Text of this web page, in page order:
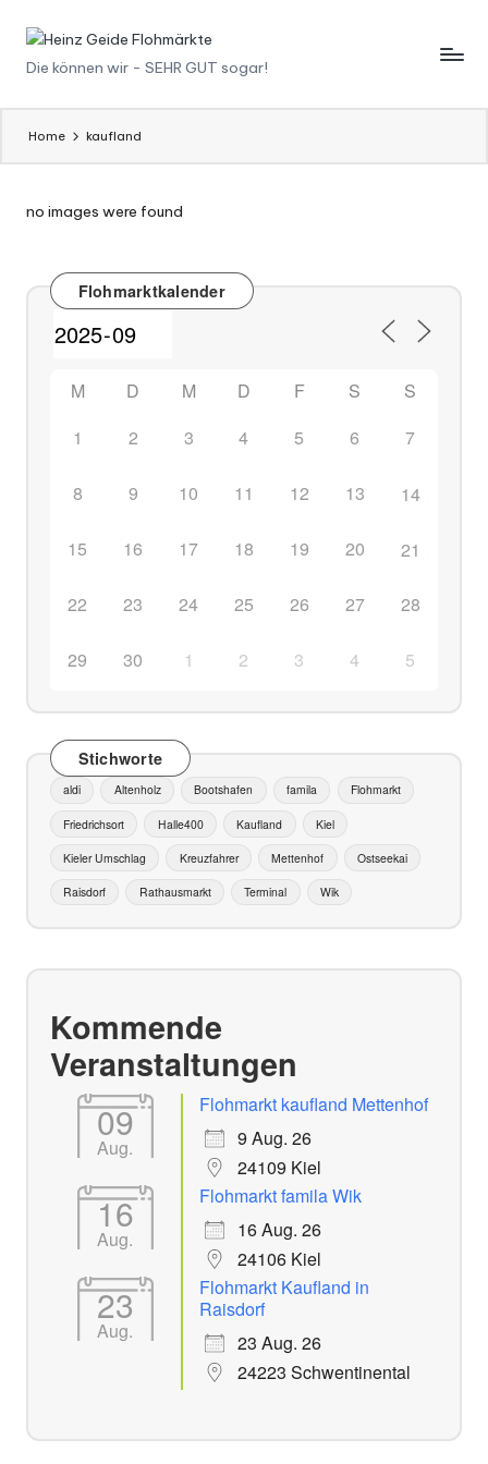
Skip
H
ei
n
G
d
e
Die können wir - SEHR GUT sogar!
Home kaufland
no images were found
Flohmarktkalender
M D M D F S
S
1
2 3 4 5 6 7
8 9 10 11 12 13 14
15 16 17 18 19 20 21
22 23 24 25 26 27 28
29 30 1 2 3 4 5
Stichworte
aldi Altenholz Bootshafen famila Flohmarkt
Friedrichsort Halle400 Kaufland Kiel
Kieler Umschlag Kreuzfahrer Mettenhof Ostseekai
Raisdorf Rathausmarkt Terminal Wik
Kommende
Veranstaltungen
09
Aug.
Flohmarkt kaufland Mettenhof
9 Aug. 26
24109 Kiel
16
Aug.
Flohmarkt famila Wik
16 Aug. 26
24106 Kiel
23
Aug.
Flohmarkt Kaufland in
Raisdorf
23 Aug. 26
24223 Schwentinental